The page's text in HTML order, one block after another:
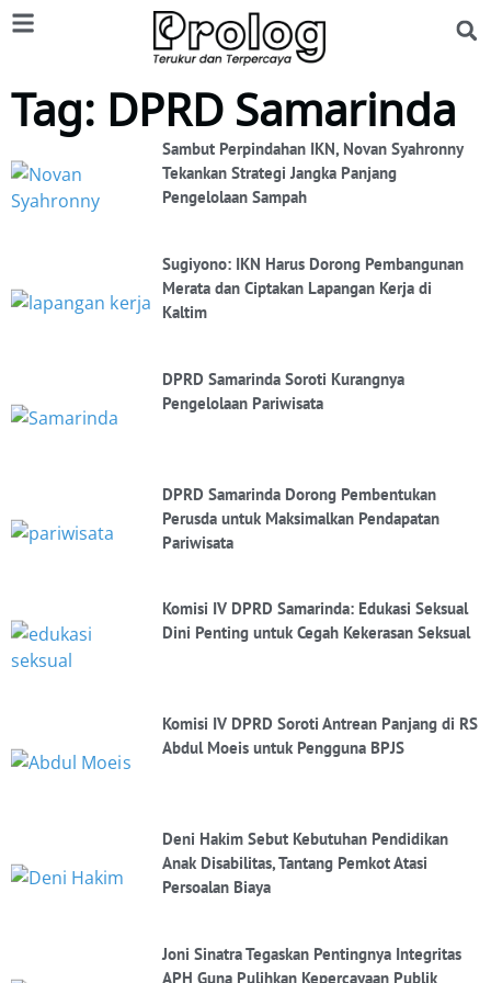
Tag: DPRD Samarinda
Sambut Perpindahan IKN, Novan Syahronny
Tekankan Strategi Jangka Panjang
Pengelolaan Sampah
Sugiyono: IKN Harus Dorong Pembangunan
Merata dan Ciptakan Lapangan Kerja di
Kaltim
DPRD Samarinda Soroti Kurangnya
Pengelolaan Pariwisata
DPRD Samarinda Dorong Pembentukan
Perusda untuk Maksimalkan Pendapatan
Pariwisata
Komisi IV DPRD Samarinda: Edukasi Seksual
Dini Penting untuk Cegah Kekerasan Seksual
Komisi IV DPRD Soroti Antrean Panjang di RS
Abdul Moeis untuk Pengguna BPJS
Deni Hakim Sebut Kebutuhan Pendidikan
Anak Disabilitas, Tantang Pemkot Atasi
Persoalan Biaya
Joni Sinatra Tegaskan Pentingnya Integritas
APH Guna Pulihkan Kepercayaan Publik